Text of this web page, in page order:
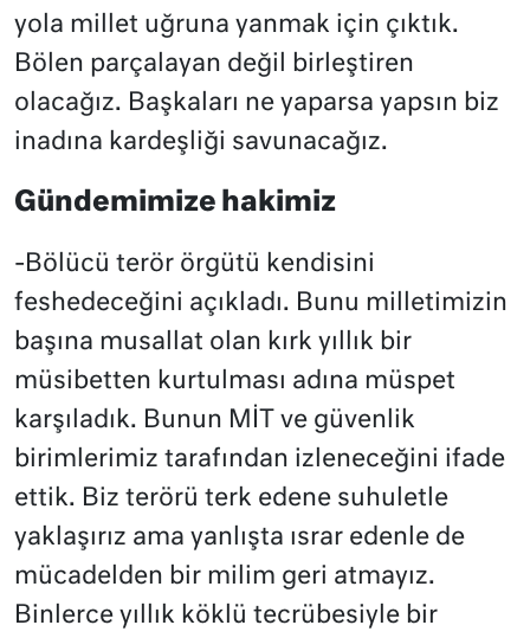
yola millet uğruna yanmak için çıktık.
Bölen parçalayan değil birleştiren
olacağız. Başkaları ne yaparsa yapsın biz
inadına kardeşliği savunacağız.
Gündemimize hakimiz
-Bölücü terör örgütü kendisini
feshedeceğini açıkladı. Bunu milletimizin
başına musallat olan kırk yıllık bir
müsibetten kurtulması adına müspet
karşıladık. Bunun MİT ve güvenlik
birimlerimiz tarafından izleneceğini ifade
ettik. Biz terörü terk edene suhuletle
yaklaşırız ama yanlışta ısrar edenle de
mücadelden bir milim geri atmayız.
Binlerce yıllık köklü tecrübesiyle bir